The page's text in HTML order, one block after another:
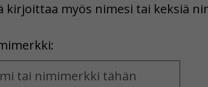
kirjoittaa myös nimesi tai keksiä
Name
and